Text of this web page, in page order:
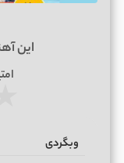
این
وبگردی